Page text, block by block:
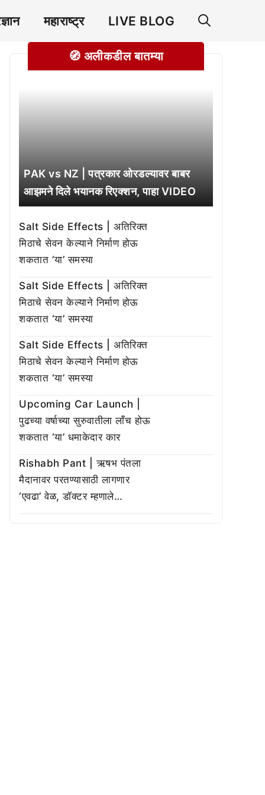
महाराष्ट्र LIVE BLOG
🧭 अलीकडील बातम्या
PAK vs NZ | पत्रकार ओरडल्यावर बाबर
आझमने दिले भयानक रिएक्शन, पाहा VIDEO
Salt Side Effects | अतिरिक्त
मिठाचे सेवन केल्याने निर्माण होऊ
शकतात ‘या’ समस्या
Salt Side Effects | अतिरिक्त
मिठाचे सेवन केल्याने निर्माण होऊ
शकतात ‘या’ समस्या
Salt Side Effects | अतिरिक्त
मिठाचे सेवन केल्याने निर्माण होऊ
शकतात ‘या’ समस्या
Upcoming Car Launch |
पुढच्या वर्षाच्या सुरुवातीला लाँच होऊ
शकतात ‘या’ धमाकेदार कार
Rishabh Pant | ऋषभ पंतला
मैदानावर परतण्यासाठी लागणार
‘एवढा’ वेळ, डॉक्टर म्हणाले…